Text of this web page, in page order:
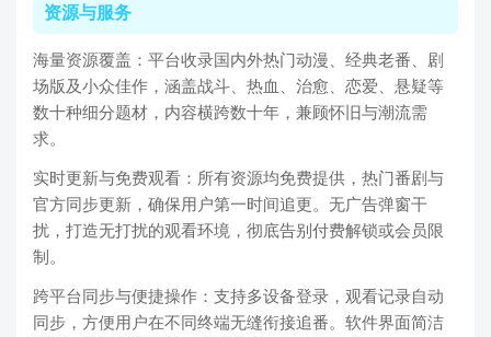
资源与服务
海量资源覆盖：平台收录国内外热门动漫、经典老番、剧
场版及小众佳作，涵盖战斗、热血、治愈、恋爱、悬疑等
数十种细分题材，内容横跨数十年，兼顾怀旧与潮流需
求。
实时更新与免费观看：所有资源均免费提供，热门番剧与
官方同步更新，确保用户第一时间追更。无广告弹窗干
扰，打造无打扰的观看环境，彻底告别付费解锁或会员限
制。
跨平台同步与便捷操作：支持多设备登录，观看记录自动
同步，方便用户在不同终端无缝衔接追番。软件界面简洁